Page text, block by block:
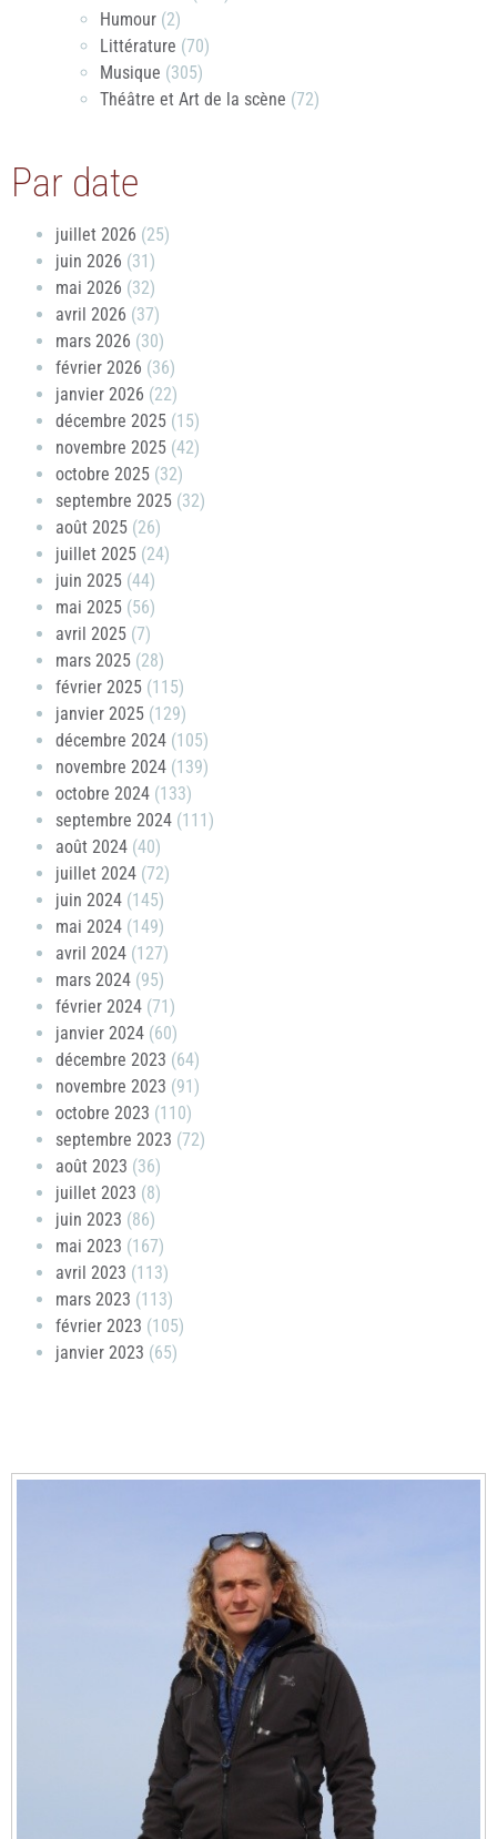
Humour (2)
Littérature (70)
Musique (305)
Théâtre et Art de la scène (72)
Par date
juillet 2026 (25)
juin 2026 (31)
mai 2026 (32)
avril 2026 (37)
mars 2026 (30)
février 2026 (36)
janvier 2026 (22)
décembre 2025 (15)
novembre 2025 (42)
octobre 2025 (32)
septembre 2025 (32)
août 2025 (26)
juillet 2025 (24)
juin 2025 (44)
mai 2025 (56)
avril 2025 (7)
mars 2025 (28)
février 2025 (115)
janvier 2025 (129)
décembre 2024 (105)
novembre 2024 (139)
octobre 2024 (133)
septembre 2024 (111)
août 2024 (40)
juillet 2024 (72)
juin 2024 (145)
mai 2024 (149)
avril 2024 (127)
mars 2024 (95)
février 2024 (71)
janvier 2024 (60)
décembre 2023 (64)
novembre 2023 (91)
octobre 2023 (110)
septembre 2023 (72)
août 2023 (36)
juillet 2023 (8)
juin 2023 (86)
mai 2023 (167)
avril 2023 (113)
mars 2023 (113)
février 2023 (105)
janvier 2023 (65)